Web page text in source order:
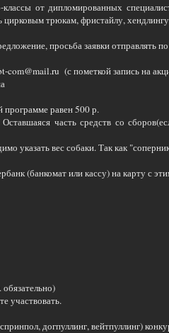
классы от дипломированных
трюкам, фристайлу,
просьба заявки отправлять
(с пометкой запись на
программе равен 500 р.
часть средств со
указать вес собаки. Так как
(банкомат или кассу) на карту с
участвовать.
догпуллинг, вейтпуллинг)